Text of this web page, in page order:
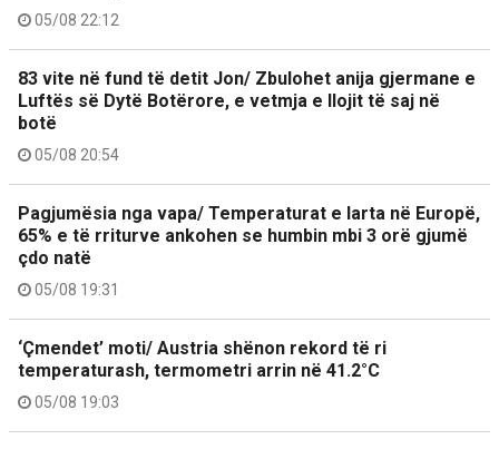
05/08 22:12
83 vite në fund të detit Jon/ Zbulohet anija gjermane e
Luftës së Dytë Botërore, e vetmja e llojit të saj në
botë
05/08 20:54
Pagjumësia nga vapa/ Temperaturat e larta në Europë,
65% e të rriturve ankohen se humbin mbi 3 orë gjumë
çdo natë
05/08 19:31
‘Çmendet’ moti/ Austria shënon rekord të ri
temperaturash, termometri arrin në 41.2°C
05/08 19:03